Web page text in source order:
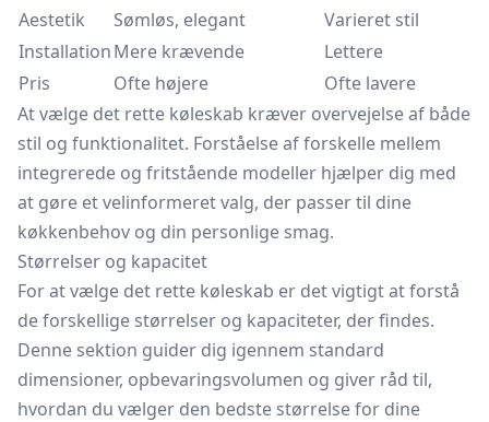
Aestetik Sømløs, elegant
Varieret stil
InstallationMere krævende
Lettere
Pris
Ofte højere
Ofte lavere
At vælge det rette køleskab kræver overvejelse af både
stil og funktionalitet. Forståelse af forskelle mellem
integrerede og fritstående modeller hjælper dig med
at gøre et velinformeret valg, der passer til dine
køkkenbehov og din personlige smag.
Størrelser og kapacitet
For at vælge det rette køleskab er det vigtigt at forstå
de forskellige størrelser og kapaciteter, der findes.
Denne sektion guider dig igennem standard
dimensioner, opbevaringsvolumen og giver råd til,
hvordan du vælger den bedste størrelse for dine